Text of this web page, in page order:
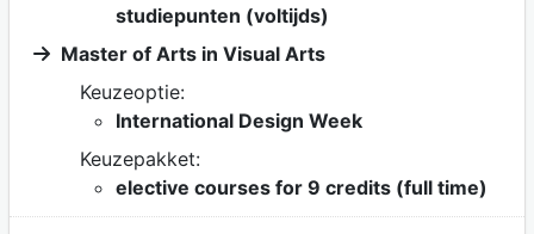
studiepunten (voltijds)
Master of Arts in Visual Arts
Keuzeoptie:
International Design Week
Keuzepakket:
elective courses for 9 credits (full time)